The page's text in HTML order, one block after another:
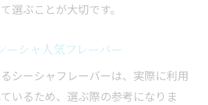
選ぶことが大切です。
ーシャ人気フレーバー
シーシャフレーバーは、実際に利用
いるため、選ぶ際の参考になりま